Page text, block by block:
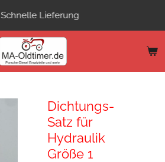
Schnelle Lieferung
Dichtungs-
Satz für
Hydraulik
Größe 1